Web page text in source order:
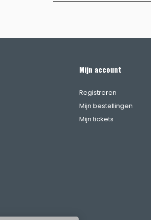
Mijn account
Registreren
Mijn bestellingen
Mijn tickets